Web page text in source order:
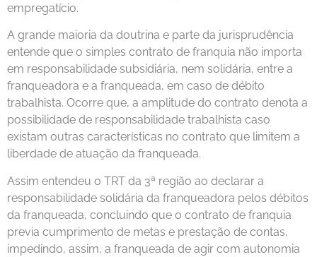
empregatício.
A grande maioria da doutrina e parte da jurisprudência
entende que o simples contrato de franquia não importa
em responsabilidade subsidiária, nem solidária, entre a
franqueadora e a franqueada, em caso de débito
trabalhista. Ocorre que, a amplitude do contrato denota a
possibilidade de responsabilidade trabalhista caso
existam outras características no contrato que limitem a
liberdade de atuação da franqueada.
Assim entendeu o TRT da 3ª região ao declarar a
responsabilidade solidária da franqueadora pelos débitos
da franqueada, concluindo que o contrato de franquia
previa cumprimento de metas e prestação de contas,
impedindo, assim, a franqueada de agir com autonomia